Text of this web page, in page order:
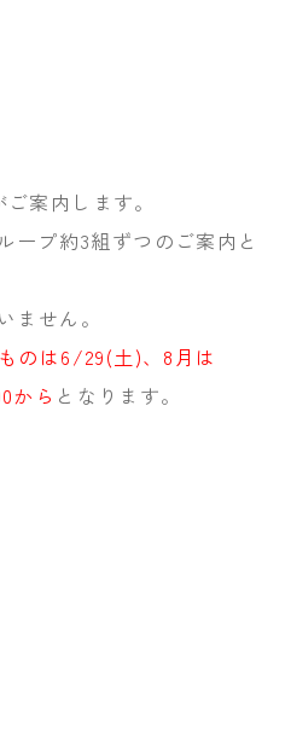
案内します。
ープ約3組ずつのご案内と
ません。
のは6/29(土)、8月は
から となります。